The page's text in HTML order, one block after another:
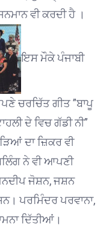
ਵੀ ਕਰਦੀ ਹੈ ।
ਇਸ ਮੌਕੇ ਪੰਜਾਬੀ
ਚਰਚਿੱਤ ਗੀਤ ”ਬਾਪੂ
ਦੇ ਵਿਚ ਗੱਡੀ ਨੀ”
ਦਾ ਜ਼ਿਕਰ ਵੀ
ਨੇ ਵੀ ਆਪਣੀ
ਜੋਸ਼ਨ, ਜਸ਼ਨ
ਪਰਮਿੰਦਰ ਪਰਵਾਨਾ,
ਦਿੱਤੀਆਂ।